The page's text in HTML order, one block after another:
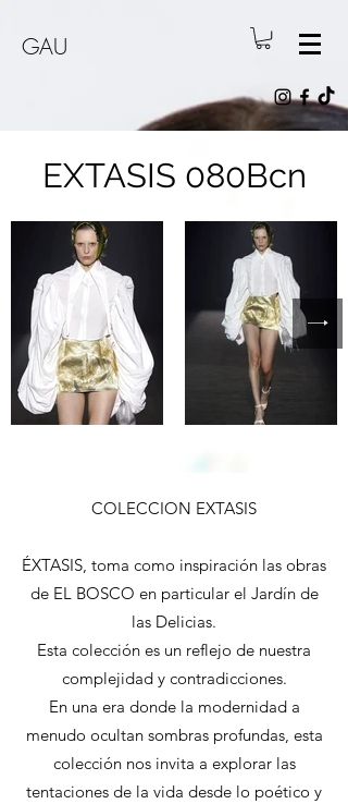
GAU
EXTASIS 080Bcn
COLECCION EXTASIS
ÉXTASIS, toma como inspiración las obras
de EL BOSCO en particular el Jardín de
las Delicias.
Esta colección es un reflejo de nuestra
complejidad y contradicciones.
En una era donde la modernidad a
menudo ocultan sombras profundas, esta
colección nos invita a explorar las
tentaciones de la vida desde lo poético y